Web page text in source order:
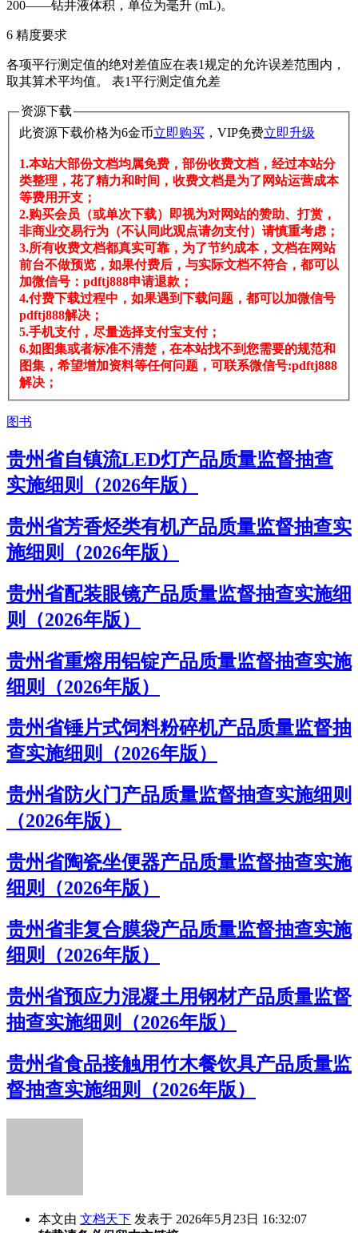
200——钻井液体积，单位为毫升 (mL)。
6 精度要求
各项平行测定值的绝对差值应在表1规定的允许误差范围内，
取其算术平均值。 表1平行测定值允差
资源下载
此资源下载价格为6金币立即购买 ，VIP免费立即升级
1.本站大部份文档均属免费，部份收费文档，经过本站分
类整理，花了精力和时间，收费文档是为了网站运营成本
等费用开支；
2.购买会员（或单次下载）即视为对网站的赞助、打赏，
非商业交易行为（不认同此观点请勿支付）请慎重考虑；
3.所有收费文档都真实可靠，为了节约成本，文档在网站
前台不做预览，如果付费后，与实际文档不符合，都可以
加微信号：pdftj888申请退款；
4.付费下载过程中，如果遇到下载问题，都可以加微信号
pdftj888解决；
5.手机支付，尽量选择支付宝支付；
6.如图集或者标准不清楚，在本站找不到您需要的规范和
图集，希望增加资料等任何问题，可联系微信号:pdftj888
解决；
图书
贵州省自镇流LED灯产品质量监督抽查
实施细则（2026年版）
贵州省芳香烃类有机产品质量监督抽查实
施细则（2026年版）
贵州省配装眼镜产品质量监督抽查实施细
则（2026年版）
贵州省重熔用铝锭产品质量监督抽查实施
细则（2026年版）
贵州省锤片式饲料粉碎机产品质量监督抽
查实施细则（2026年版）
贵州省防火门产品质量监督抽查实施细则
（2026年版）
贵州省陶瓷坐便器产品质量监督抽查实施
细则（2026年版）
贵州省非复合膜袋产品质量监督抽查实施
细则（2026年版）
贵州省预应力混凝土用钢材产品质量监督
抽查实施细则（2026年版）
贵州省食品接触用竹木餐饮具产品质量监
督抽查实施细则（2026年版）
本文由 文档天下 发表于 2026年5月23日 16:32:07